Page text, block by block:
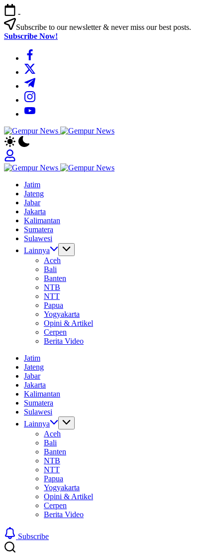
Skip
to
content
-
Subscribe to our newsletter & never miss our best posts.
Subscribe Now!
https://www.facebook.com/
https://twitter.com/
https://t.me/
https://www.instagram.com/
https://youtube.com/
Gempur
Jelajah
Informasi
Dunia
Tanpa
Gempur
Informasi
Dunia
Tanpa
Batas
Jatim
Jateng
Jabar
Jakarta
Kalimantan
Sumatera
Sulawesi
Lainnya
Aceh
Bali
Banten
NTB
NTT
Papua
Yogyakarta
Opini & Artikel
Cerpen
Berita Video
Jatim
Jateng
Jabar
Jakarta
Kalimantan
Sumatera
Sulawesi
Lainnya
Aceh
Bali
Banten
NTB
NTT
Papua
Yogyakarta
Opini & Artikel
Cerpen
Berita Video
Subscribe